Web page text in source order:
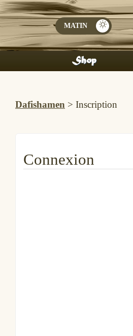
Shop
Dafishamen > Inscription
Connexion